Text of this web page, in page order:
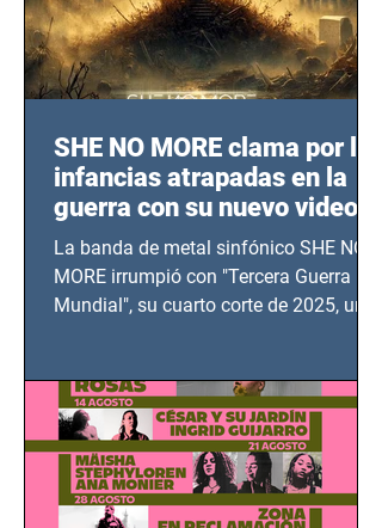
SHE NO MORE clama por las
infancias atrapadas en la
guerra con su nuevo video
TERCERA GUERRA
MUNDIAL
La banda de metal sinfónico SHE NO
MORE irrumpió con "Tercera Guerra
Mundial", su cuarto corte de 2025, un
bélicos.